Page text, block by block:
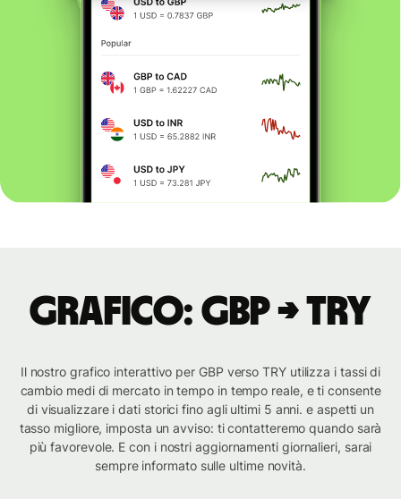
Grafico: GBP → TRY
Il nostro grafico interattivo per GBP verso TRY utilizza i tassi di
cambio medi di mercato in tempo in tempo reale, e ti consente
di visualizzare i dati storici fino agli ultimi 5 anni. e aspetti un
tasso migliore, imposta un avviso: ti contatteremo quando sarà
più favorevole. E con i nostri aggiornamenti giornalieri, sarai
sempre informato sulle ultime novità.